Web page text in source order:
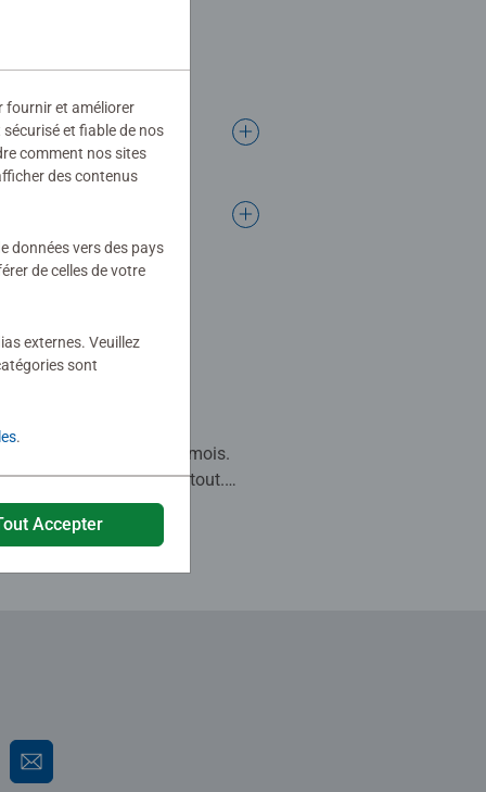
festival, il a été
par mon fils de 6 mois.
il peut être emmené partout.
se déchire pas ce qui est un
fournir et améliorer
et fiable de nos
comment nos sites
des contenus
données vers des pays
de celles de votre
externes. Veuillez
sont
.
Accepter